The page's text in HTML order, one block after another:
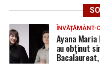
ÎNVĂȚĂMÂNT-
Ayana Maria
au obținut